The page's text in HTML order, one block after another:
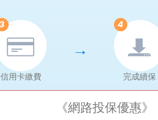
信用卡繳費
→
完成續保
《網路投保優惠》